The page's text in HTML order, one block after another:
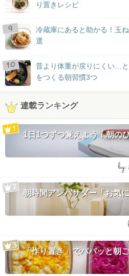
り置きレシピ
冷蔵庫にあると助かる！玉
選
昔より体重が戻りにくい…と
をつくる朝習慣3つ
連載ランキング
1日1つずつ覚えよう！朝の
by:
朝時間アンバサダー「お気
「作り置き」でパパッと朝